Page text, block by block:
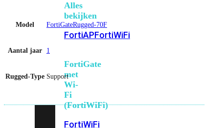
Alles
bekijken
FortiAPFortiWiFi
FortiGate
met
Wi-
Fi
(FortiWiFi)
FortiWiFi
Model FortiGateRugged-70F
Aantal jaar 1
Rugged-Type Support